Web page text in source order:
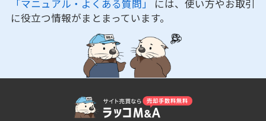
「マニュアル・よくある質問」 には、使い方やお取引
に役立つ情報がまとまっています。